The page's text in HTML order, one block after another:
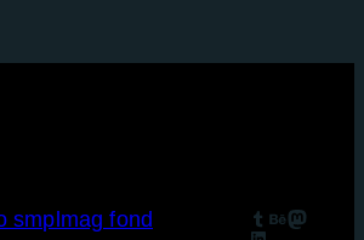
Tumblr Behance Mastodon